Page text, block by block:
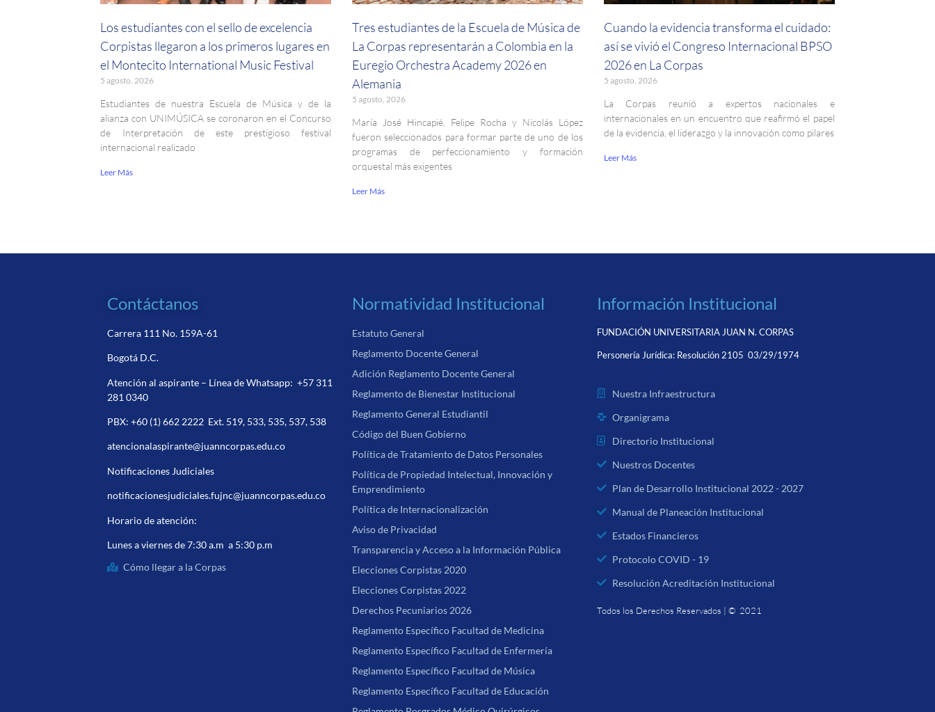
Los estudiantes con el sello de excelencia
Corpistas llegaron a los primeros lugares en
el Montecito International Music Festival
5 agosto, 2026
Estudiantes de nuestra Escuela de Música y de la
alianza con UNIMÚSICA se coronaron en el Concurso
de Interpretación de este prestigioso festival
internacional realizado
Leer Más
Tres estudiantes de la Escuela de Música de
La Corpas representarán a Colombia en la
Euregio Orchestra Academy 2026 en
Alemania
5 agosto, 2026
María José Hincapié, Felipe Rocha y Nicolás López
fueron seleccionados para formar parte de uno de los
programas de perfeccionamiento y formación
orquestal más exigentes
Leer Más
Cuando la evidencia transforma el cuidado:
así se vivió el Congreso Internacional BPSO
2026 en La Corpas
5 agosto, 2026
La Corpas reunió a expertos nacionales e
internacionales en un encuentro que reafirmó el papel
de la evidencia, el liderazgo y la innovación como pilares
Leer Más
Contáctanos
Carrera 111 No. 159A-61
Bogotá D.C.
Atención al aspirante – Línea de Whatsapp:+57 311
281 0340
PBX:+60 (1) 662 2222 Ext. 519, 533, 535, 537, 538
atencionalaspirante@juanncorpas.edu.co
Notificaciones Judiciales
notificacionesjudiciales.fujnc@juanncorpas.edu.co
Horario de atención:
Lunes a viernes de 7:30 a.m a 5:30 p.m
Cómo llegar a la Corpas
Normatividad Institucional
Estatuto General
Reglamento Docente General
Adición Reglamento Docente General
Reglamento de Bienestar Institucional
Reglamento General Estudiantil
Código del Buen Gobierno
Política de Tratamiento de Datos Personales
Política de Propiedad Intelectual, Innovación y
Emprendimiento
Política de Internacionalización
Aviso de Privacidad
Transparencia y Acceso a la Información Pública
Elecciones Corpistas 2020
Elecciones Corpistas 2022
Derechos Pecuniarios 2026
Reglamento Específico Facultad de Medicina
Reglamento Específico Facultad de Enfermería
Reglamento Específico Facultad de Música
Reglamento Específico Facultad de Educación
Información Institucional
FUNDACIÓN UNIVERSITARIA JUAN N. CORPAS
Personería Jurídica: Resolución 2105 03/29/1974
Nuestra Infraestructura
Organigrama
Directorio Institucional
Nuestros Docentes
Plan de Desarrollo Institucional 2022 - 2027
Manual de Planeación Institucional
Estados Financieros
Protocolo COVID - 19
Resolución Acreditación Institucional
Todos los Derechos Reservados | © 2021